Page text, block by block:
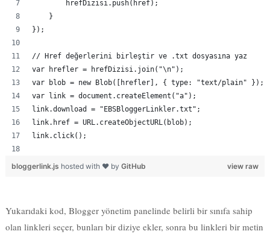
// Href değerlerini birleştir ve .txt dosyasına yaz
var hrefler = hrefDizisi.join("\n");
var link = document.createElement("a");
link.download = "EBSBloggerLinkler.txt";
link.href = URL.createObjectURL(blob);
link.click();
bloggerlink.js hosted with ❤ byGitHub
Yukarıdaki kod, Blogger yönetim panelinde belirli bir sınıfa sahip